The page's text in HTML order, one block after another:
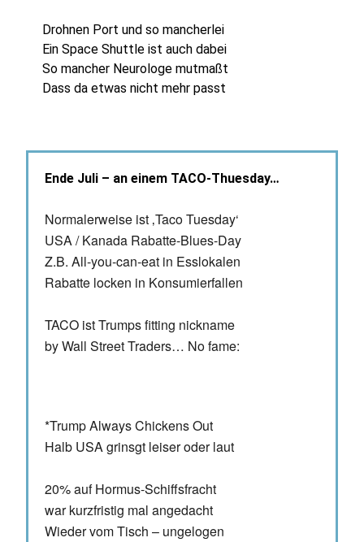
Drohnen Port und so mancherlei
Ein Space Shuttle ist auch dabei
So mancher Neurologe mutmaßt
Dass da etwas nicht mehr passt
Ende Juli – an einem TACO-Thuesday…
Normalerweise ist ‚Taco Tuesday‘
USA / Kanada Rabatte-Blues-Day
Z.B. All-you-can-eat in Esslokalen
Rabatte locken in Konsumierfallen
TACO ist Trumps fitting nickname
by Wall Street Traders… No fame:
*Trump Always Chickens Out
Halb USA grinsgt leiser oder laut
20% auf Hormus-Schiffsfracht
war kurzfristig mal angedacht
Wieder vom Tisch – ungelogen